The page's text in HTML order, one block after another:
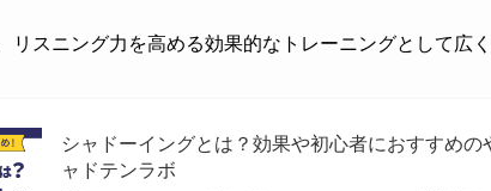
リスニング力を高める効果的なトレーニングとして広
シャドーイングとは？効果や初心者におすすめ
ャドテンラボ